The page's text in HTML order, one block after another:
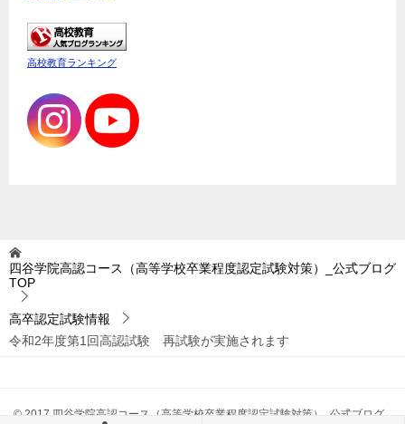
高校教育ランキング
四谷学院高認コース（高等学校卒業程度認定試験対策）_公式ブログ
TOP
高卒認定試験情報
令和2年度第1回高認試験 再試験が実施されます
© 2017 四谷学院高認コース（高等学校卒業程度認定試験対策）_公式ブログ